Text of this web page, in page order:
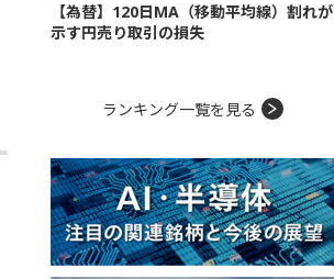
【為替】120日MA（移動平均線）割れが
示す円売り取引の損失
ランキング一覧を見る